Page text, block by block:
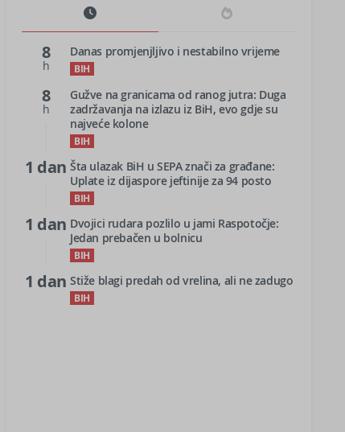
8
h
Danas promjenjljivo i nestabilno vrijeme
BIH
8
h
Gužve na granicama od ranog jutra: Duga
zadržavanja na izlazu iz BiH, evo gdje su
najveće kolone
BIH
1 dan Šta ulazak BiH u SEPA znači za građane:
Uplate iz dijaspore jeftinije za 94 posto
BIH
1 dan Dvojici rudara pozlilo u jami Raspotočje:
Jedan prebačen u bolnicu
BIH
1 dan Stiže blagi predah od vrelina, ali ne zadugo
BIH